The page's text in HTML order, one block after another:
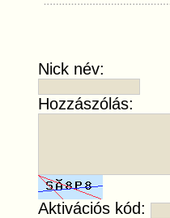
Nick név:
Hozzászólás:
Aktivációs kód: